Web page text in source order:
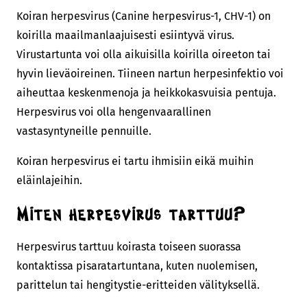
Koiran herpesvirus (Canine herpesvirus-1, CHV-1) on
koirilla maailmanlaajuisesti esiintyvä virus.
Virustartunta voi olla aikuisilla koirilla oireeton tai
hyvin lieväoireinen. Tiineen nartun herpesinfektio voi
aiheuttaa keskenmenoja ja heikkokasvuisia pentuja.
Herpesvirus voi olla hengenvaarallinen
vastasyntyneille pennuille.
Koiran herpesvirus ei tartu ihmisiin eikä muihin
eläinlajeihin.
Miten herpesvirus tarttuu?
Herpesvirus tarttuu koirasta toiseen suorassa
kontaktissa pisaratartuntana, kuten nuolemisen,
parittelun tai hengitystie-eritteiden välityksellä.